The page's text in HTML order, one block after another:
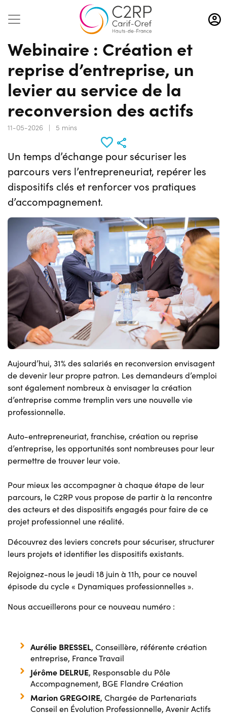
Aller
au
contenu
principal
Webinaire : Création et
reprise d’entreprise, un
levier au service de la
reconversion des actifs
11-05-2026 | 5 mins
Un temps d’échange pour sécuriser les
parcours vers l’entrepreneuriat, repérer les
dispositifs clés et renforcer vos pratiques
d’accompagnement.
Aujourd’hui, 31% des salariés en reconversion envisagent
de devenir leur propre patron. Les demandeurs d’emploi
sont également nombreux à envisager la création
d’entreprise comme tremplin vers une nouvelle vie
professionnelle.
Auto-entrepreneuriat, franchise, création ou reprise
d’entreprise, les opportunités sont nombreuses pour leur
permettre de trouver leur voie.
Pour mieux les accompagner à chaque étape de leur
parcours, le C2RP vous propose de partir à la rencontre
des acteurs et des dispositifs engagés pour faire de ce
projet professionnel une réalité.
Découvrez des leviers concrets pour sécuriser, structurer
leurs projets et identifier les dispositifs existants.
Rejoignez-nous le jeudi 18 juin à 11h, pour ce nouvel
épisode du cycle « Dynamiques professionnelles ».
Nous accueillerons pour ce nouveau numéro :
Aurélie BRESSEL, Conseillère, référente création
entreprise, France Travail
Jérôme DELRUE, Responsable du Pôle
Accompagnement, BGE Flandre Création
Marion GREGOIRE, Chargée de Partenariats
Conseil en Évolution Professionnelle, Avenir Actifs